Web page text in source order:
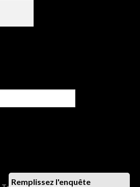
Remplissez l'enquête